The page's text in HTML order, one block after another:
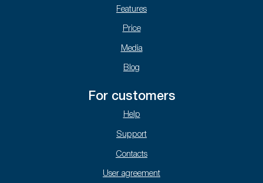
Features
Price
Media
Blog
For customers
Help
Support
Contacts
User agreement